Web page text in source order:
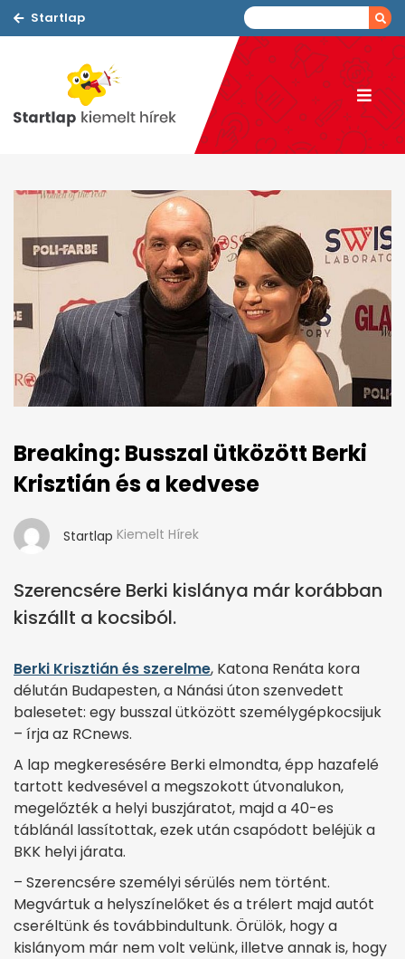
Startlap
Breaking: Busszal ütközött Berki
Krisztián és a kedvese
Startlap Kiemelt Hírek
Szerencsére Berki kislánya már korábban
kiszállt a kocsiból.
Berki Krisztián és szerelme, Katona Renáta kora
délután Budapesten, a Nánási úton szenvedett
balesetet: egy busszal ütközött személygépkocsijuk
– írja az RCnews.
A lap megkeresésére Berki elmondta, épp hazafelé
tartott kedvesével a megszokott útvonalukon,
megelőzték a helyi buszjáratot, majd a 40-es
táblánál lassítottak, ezek után csapódott beléjük a
BKK helyi járata.
– Szerencsére személyi sérülés nem történt.
Megvártuk a helyszínelőket és a trélert majd autót
cseréltünk és továbbindultunk. Örülök, hogy a
kislányom már nem volt velünk, illetve annak is, hogy